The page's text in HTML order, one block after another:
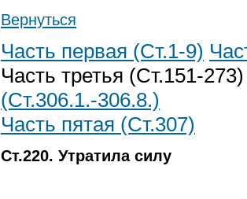
Вернуться
Часть первая (Ст.1-9)
Часть третья (Ст.151-
(Ст.306.1.-306.8.)
Часть пятая (Ст.307)
Ст.220. Утратила силу